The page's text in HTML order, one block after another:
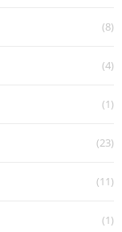
(8)
(4)
(1)
(23)
(11)
(1)